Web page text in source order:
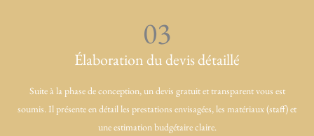
03
Élaboration du devis détaillé
Suite à la phase de conception, un devis gratuit et transparent vous est
soumis. Il présente en détail les prestations envisagées, les matériaux (staff) et
une estimation budgétaire claire.